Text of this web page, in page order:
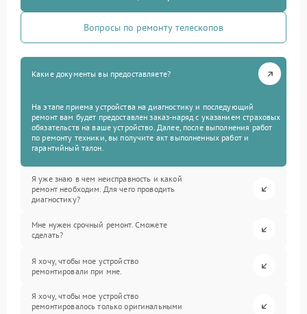
Вопросы по ремонту телескопов
Какие документы вы предоставляете?
На этапе приема устройства на диагностику и последующий
ремонт вам будет предоставлен заказ-наряд с указанием страховых
обязательств на ваше устройство. Далее, после выполнения работ
по ремонту техники, вы получите акт выполненных работ и
гарантийный талон.
Я уже знаю в чем неисправность и какой
ремонт необходим. Для чего проводить
диагностику?
Мне нужен срочный ремонт. Сможете
сделать?
Я хочу, чтобы мое устройство
ремонтировали при мне.
Я хочу, чтобы мое устройство
ремонтировалось только оригинальными